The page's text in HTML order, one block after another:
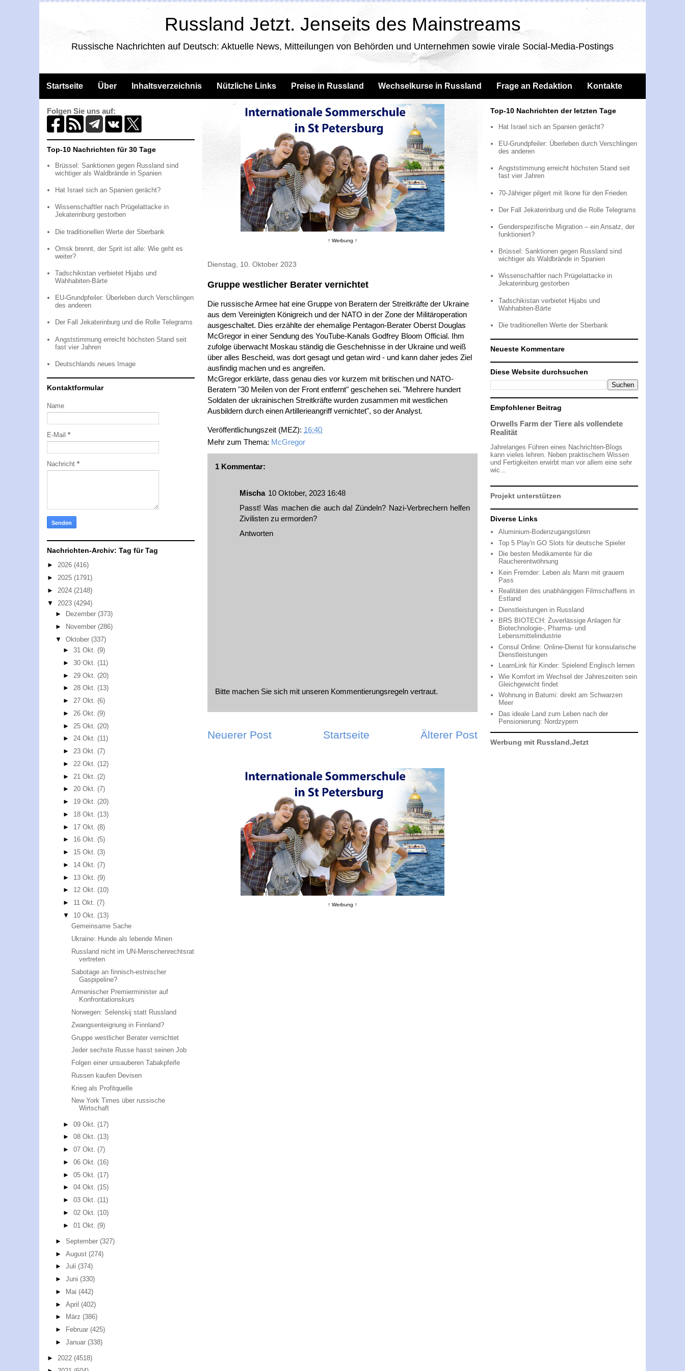
Russland Jetzt. Jenseits des Mainstreams
Russische Nachrichten auf Deutsch: Aktuelle News, Mitteilungen von Behörden und Unternehmen sowie virale Social-Media-Postings
Startseite Über Inhaltsverzeichnis Nützliche Links Preise in Russland Wechselkurse in Russland Frage an Redaktion Kontakte
↑ Werbung ↑
Dienstag, 10. Oktober 2023
Gruppe westlicher Berater vernichtet
Die russische Armee hat eine Gruppe von Beratern der Streitkräfte der Ukraine
aus dem Vereinigten Königreich und der NATO in der Zone der Militäroperation
ausgeschaltet. Dies erzählte der ehemalige Pentagon-Berater Oberst Douglas
McGregor in einer Sendung des YouTube-Kanals Godfrey Bloom Official. Ihm
zufolge überwacht Moskau ständig die Geschehnisse in der Ukraine und weiß
über alles Bescheid, was dort gesagt und getan wird - und kann daher jedes Ziel
ausfindig machen und es angreifen.
McGregor erklärte, dass genau dies vor kurzem mit britischen und NATO-
Beratern "30 Meilen von der Front entfernt" geschehen sei. "Mehrere hundert
Soldaten der ukrainischen Streitkräfte wurden zusammen mit westlichen
Ausbildern durch einen Artillerieangriff vernichtet", so der Analyst.
Veröffentlichungszeit (MEZ): 16:40
Mehr zum Thema: McGregor
1 Kommentar:
Mischa 10 Oktober, 2023 16:48
Passt! Was machen die auch da! Zündeln? Nazi-Verbrechern helfen
Zivilisten zu ermorden?
Antworten
Bitte machen Sie sich mit unseren Kommentierungsregeln vertraut.
Neuerer Post Älterer Post
Startseite
↑ Werbung ↑
Folgen Sie uns auf:
Top-10 Nachrichten für 30 Tage
Brüssel: Sanktionen gegen Russland sind
wichtiger als Waldbrände in Spanien
Hat Israel sich an Spanien gerächt?
Wissenschaftler nach Prügelattacke in
Jekaterinburg gestorben
Die traditionellen Werte der Sberbank
Omsk brennt, der Sprit ist alle: Wie geht es
weiter?
Tadschikistan verbietet Hijabs und
Wahhabiten-Bärte
EU-Grundpfeiler: Überleben durch Verschlingen
des anderen
Der Fall Jekaterinburg und die Rolle Telegrams
Angststimmung erreicht höchsten Stand seit
fast vier Jahren
Deutschlands neues Image
Kontaktformular
Name
E-Mail *
Nachricht *
Nachrichten-Archiv: Tag für Tag
► 2026 (416)
► 2025 (1791)
► 2024 (2148)
▼ 2023 (4294)
►
Dezember (373)
►
November (286)
▼ Oktober (337)
►31 Okt.(9)
►30 Okt.(11)
► 29 Okt.(20)
►28 Okt.(13)
►27 Okt.(6)
► 26 Okt.(9)
► 25 Okt.(20)
►24 Okt.(11)
►23 Okt.(7)
► 22 Okt.(12)
► 21 Okt.(2)
►20 Okt.(7)
► 19 Okt.(20)
► 18 Okt.(13)
► 17 Okt.(8)
► 16 Okt.(5)
► 15 Okt.(3)
► 14 Okt.(7)
► 13 Okt.(9)
► 12 Okt.(10)
► 11 Okt.(7)
▼ 10 Okt.(13)
Gemeinsame Sache
Ukraine: Hunde als lebende Minen
Russland nicht im UN-Menschenrechtsrat
vertreten
Sabotage an finnisch-estnischer
Gaspipeline?
Armenischer Premierminister auf
Konfrontationskurs
Norwegen: Selenskij statt Russland
Zwangsenteignung in Finnland?
Gruppe westlicher Berater vernichtet
Jeder sechste Russe hasst seinen Job
Folgen einer unsauberen Tabakpfeife
Russen kaufen Devisen
Krieg als Profitquelle
New York Times über russische
Wirtschaft
►09 Okt.(17)
►08 Okt.(13)
►07 Okt.(7)
►06 Okt.(16)
►05 Okt.(17)
►04 Okt.(15)
►03 Okt.(11)
►02 Okt.(10)
►01 Okt.(9)
► September (327)
► August (274)
► Juli (374)
► Juni (330)
►
Mai (442)
► April (402)
►
März (386)
►
Februar (425)
► Januar (338)
► 2022 (4518)
Top-10 Nachrichten der letzten Tage
Hat Israel sich an Spanien gerächt?
EU-Grundpfeiler: Überleben durch Verschlingen
des anderen
Angststimmung erreicht höchsten Stand seit
fast vier Jahren
70-Jähriger pilgert mit Ikone für den Frieden
Der Fall Jekaterinburg und die Rolle Telegrams
Genderspezifische Migration – ein Ansatz, der
funktioniert?
Brüssel: Sanktionen gegen Russland sind
wichtiger als Waldbrände in Spanien
Wissenschaftler nach Prügelattacke in
Jekaterinburg gestorben
Tadschikistan verbietet Hijabs und
Wahhabiten-Bärte
Die traditionellen Werte der Sberbank
Neueste Kommentare
Diese Website durchsuchen
Empfohlener Beitrag
Orwells Farm der Tiere als vollendete
Realität
Jahrelanges Führen eines Nachrichten-Blogs
kann vieles lehren. Neben praktischem Wissen
und Fertigkeiten erwirbt man vor allem eine sehr
wic...
Projekt unterstützen
Diverse Links
Aluminium-Bodenzugangstüren
Top 5 Play'n GO Slots für deutsche Spieler
Die besten Medikamente für die
Raucherentwöhnung
Kein Fremder: Leben als Mann mit grauem
Pass
Realitäten des unabhängigen Filmschaffens in
Estland
Dienstleistungen in Russland
BRS BIOTECH: Zuverlässige Anlagen für
Biotechnologie-, Pharma- und
Lebensmittelindustrie
Consul Online: Online-Dienst für konsularische
Dienstleistungen
LearnLink für Kinder: Spielend Englisch lernen
Wie Komfort im Wechsel der Jahreszeiten sein
Gleichgewicht findet
Wohnung in Batumi: direkt am Schwarzen
Meer
Das ideale Land zum Leben nach der
Pensionierung: Nordzypern
Werbung mit Russland.Jetzt